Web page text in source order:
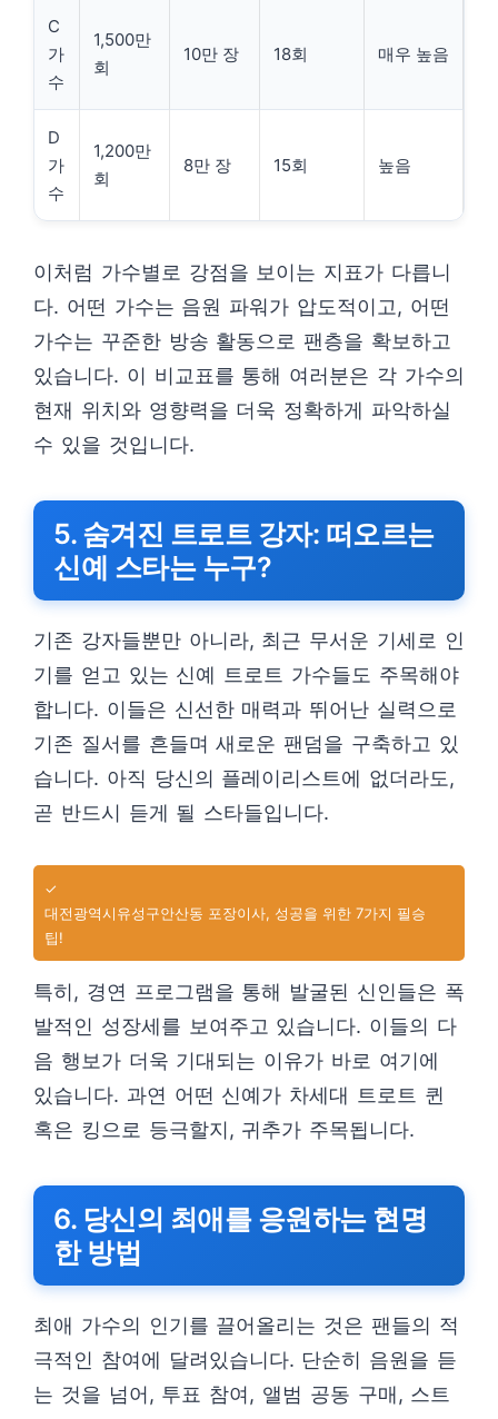
C
가
수
1,500만
회
10만 장 18회 매우 높음
D
가
수
1,200만
회
8만 장 15회 높음
이처럼 가수별로 강점을 보이는 지표가 다릅니
다. 어떤 가수는 음원 파워가 압도적이고, 어떤
가수는 꾸준한 방송 활동으로 팬층을 확보하고
있습니다. 이 비교표를 통해 여러분은 각 가수의
현재 위치와 영향력을 더욱 정확하게 파악하실
수 있을 것입니다.
5. 숨겨진 트로트 강자: 떠오르는
신예 스타는 누구?
기존 강자들뿐만 아니라, 최근 무서운 기세로 인
기를 얻고 있는 신예 트로트 가수들도 주목해야
합니다. 이들은 신선한 매력과 뛰어난 실력으로
기존 질서를 흔들며 새로운 팬덤을 구축하고 있
습니다. 아직 당신의 플레이리스트에 없더라도,
곧 반드시 듣게 될 스타들입니다.
✓
대전광역시유성구안산동 포장이사, 성공을 위한 7가지 필승
팁!
특히, 경연 프로그램을 통해 발굴된 신인들은 폭
발적인 성장세를 보여주고 있습니다. 이들의 다
음 행보가 더욱 기대되는 이유가 바로 여기에
있습니다. 과연 어떤 신예가 차세대 트로트 퀸
혹은 킹으로 등극할지, 귀추가 주목됩니다.
6. 당신의 최애를 응원하는 현명
한 방법
최애 가수의 인기를 끌어올리는 것은 팬들의 적
극적인 참여에 달려있습니다. 단순히 음원을 듣
는 것을 넘어, 투표 참여, 앨범 공동 구매, 스트